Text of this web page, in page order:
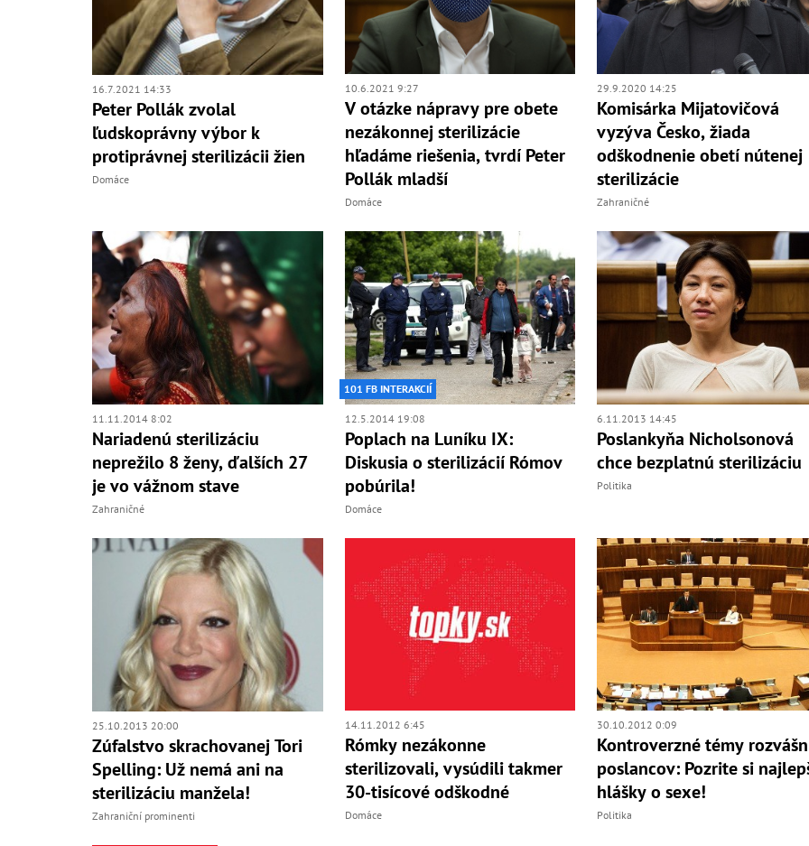
16.7.2021 14:33
Peter Pollák zvolal
ľudskoprávny výbor k
protiprávnej sterilizácii žien
Domáce
10.6.2021 9:27
V otázke nápravy pre obete
nezákonnej sterilizácie
hľadáme riešenia, tvrdí Peter
Pollák mladší
Domáce
29.9.2020 14:25
Komisárka Mijatovičová
vyzýva Česko, žiada
odškodnenie obetí nútenej
sterilizácie
Zahraničné
11.11.2014 8:02
Nariadenú sterilizáciu
neprežilo 8 ženy, ďalších 27
je vo vážnom stave
Zahraničné
101 FB INTERAKCIÍ
12.5.2014 19:08
Poplach na Luníku IX:
Diskusia o sterilizácií Rómov
pobúrila!
Domáce
6.11.2013 14:45
Poslankyňa Nicholsonová
chce bezplatnú sterilizáciu
Politika
25.10.2013 20:00
Zúfalstvo skrachovanej Tori
Spelling: Už nemá ani na
sterilizáciu manžela!
Zahraniční prominenti
14.11.2012 6:45
Rómky nezákonne
sterilizovali, vysúdili takmer
30-tisícové odškodné
Domáce
30.10.2012 0:09
Kontroverzné témy
poslancov: Pozrite si
hlášky o sexe!
Politika